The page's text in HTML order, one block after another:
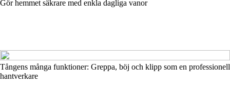
Gör hemmet säkrare med enkla dagliga vanor
Tångens många funktioner: Greppa, böj och klipp som en professionell
hantverkare